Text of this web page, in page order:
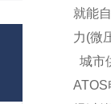
就能
力(微
城市